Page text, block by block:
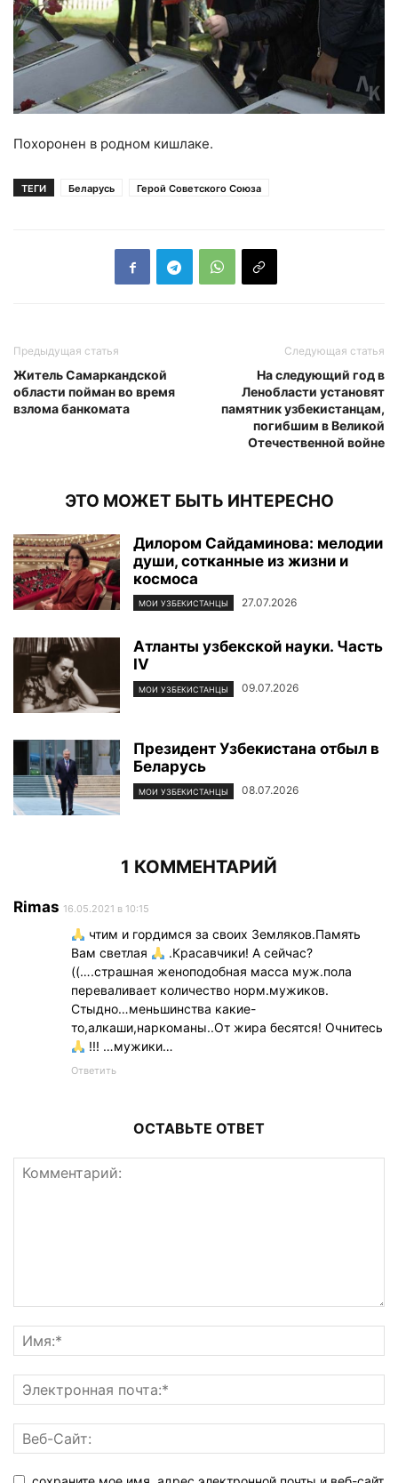
Похоронен в родном кишлаке.
ТЕГИ Беларусь Герой Советского Союза
Предыдущая статья
Житель Самаркандской
области пойман во время
взлома банкомата
Следующая статья
На следующий год в
Ленобласти установят
памятник узбекистанцам,
погибшим в Великой
Отечественной войне
ЭТО МОЖЕТ БЫТЬ ИНТЕРЕСНО
Дилором Сайдаминова: мелодии
души, сотканные из жизни и
космоса
МОИ УЗБЕКИСТАНЦЫ 27.07.2026
Атланты узбекской науки. Часть
IV
МОИ УЗБЕКИСТАНЦЫ 09.07.2026
Президент Узбекистана отбыл в
Беларусь
МОИ УЗБЕКИСТАНЦЫ 08.07.2026
1 КОММЕНТАРИЙ
Rimas 16.05.2021 в 10:15
чтим и гордимся за своих Земляков.Память
Вам светлая
.Красавчики! А сейчас?
((….страшная женоподобная масса муж.пола
переваливает количество норм.мужиков.
Стыдно…меньшинства какие-
то,алкаши,наркоманы..От жира бесятся! Очнитесь
!!! …мужики…
Ответить
ОСТАВЬТЕ ОТВЕТ